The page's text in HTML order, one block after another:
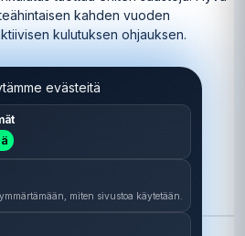
kahden vuoden
kulutuksen ohjauksen.
mobiilisovellus
24 kk
evästeitä
miten sivustoa käytetään.